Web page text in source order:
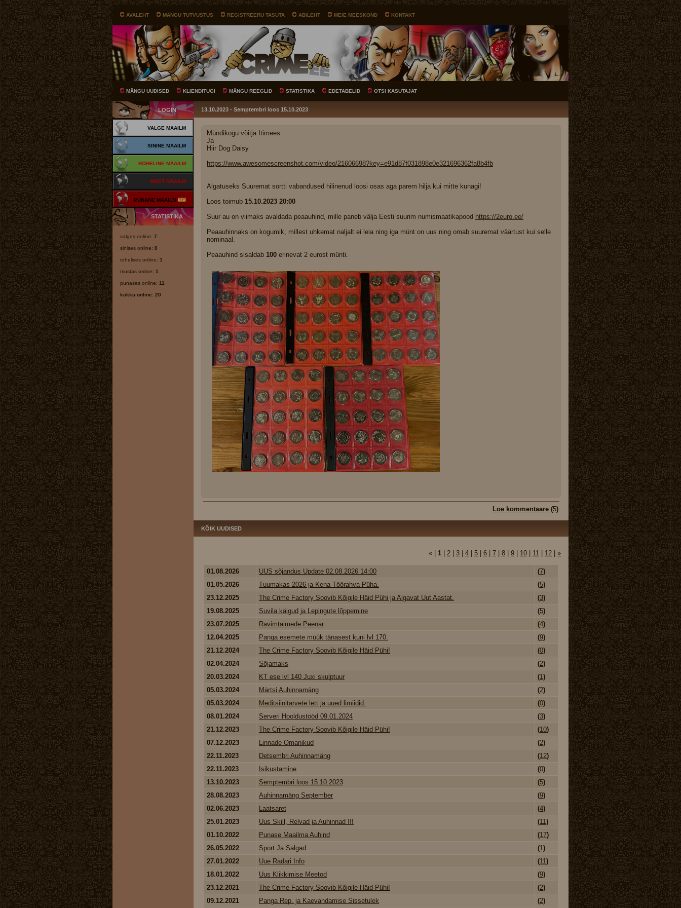
AVALEHT MÄNGU TUTVUSTUS REGISTREERU TASUTA ABILEHT MEIE MEESKOND KONTAKT
MÄNGU UUDISED KLIENDITUGI MÄNGU REEGLID STATISTIKA EDETABELID OTSI KASUTAJAT
LOGIN
VALGE MAAILM
SININE MAAILM
ROHELINE MAAILM
MUST MAAILM
PUNANE MAAILM
STATISTIKA
valges online: 7
sinises online: 0
rohelises online: 1
mustas online: 1
punases online: 11
kokku online: 20
13.10.2023 - Semptembri loos 15.10.2023
Mündikogu võitja Itimees
Ja
Hiir Dog Daisy
https://www.awesomescreenshot.com/video/21606698?key=e91d87f031898e0e321696362fa8b4fb
Algatuseks Suuremat sortti vabandused hilinenud loosi osas aga parem hilja kui mitte kunagi!
Loos toimub 15.10.2023 20:00
Suur au on viimaks avaldada peaauhind, mille paneb välja Eesti suurim numismaatikapood https://2euro.ee/
Peaauhinnaks on kogumik, millest uhkemat naljalt ei leia ning iga münt on uus ning omab suuremat väärtust kui selle
nominaal.
Peaauhind sisaldab 100 erinevat 2 eurost münti.
Loe kommentaare (5)
KÕIK UUDISED
« | 1 | 2 | 3 | 4 | 5 | 6 | 7 | 8 | 9 | 10 | 11 | 12 | »
01.08.2026 UUS sõjandus Update 02.08.2026 14:00 (7)
01.05.2026
Tuumakas 2026 ja Kena Töörahva Püha. (5)
23.12.2025
The Crime Factory Soovib Kõigile Häid Pühi ja Algavat Uut Aastat. (3)
19.08.2025
Suvila käigud ja Lepingute lõppemine (5)
23.07.2025
Ravimtaimede Peenar (4)
12.04.2025
Panga esemete müük tänasest kuni lvl 170. (9)
21.12.2024
The Crime Factory Soovib Kõigile Häid Pühi! (0)
02.04.2024
Sõjamaks (2)
20.03.2024
KT ese lvl 140 Juxi skulptuur (1)
05.03.2024
Märtsi Auhinnamäng (2)
05.03.2024
Meditsiinitarvete lett ja uued limiidid. (0)
08.01.2024
Serveri Hooldustööd 09.01.2024 (3)
21.12.2023
The Crime Factory Soovib Kõigile Häid Pühi! (10)
07.12.2023
Linnade Omanikud (2)
22.11.2023
Detsembri Auhinnamäng (12)
22.11.2023
Isikustamine (0)
13.10.2023
Semptembri loos 15.10.2023 (5)
28.08.2023
Auhinnamäng September (9)
02.06.2023
Laatsaret (4)
25.01.2023
Uus Skill, Relvad ja Auhinnad !!! (11)
01.10.2022
Punase Maailma Auhind (17)
26.05.2022
Sport Ja Salgad (1)
27.01.2022
Uue Radari Info (11)
18.01.2022
Uus Klikkimise Meetod (9)
23.12.2021
The Crime Factory Soovib Kõigile Häid Pühi! (2)
09.12.2021
Panga Rep. ja Kaevandamise Sissetulek (2)